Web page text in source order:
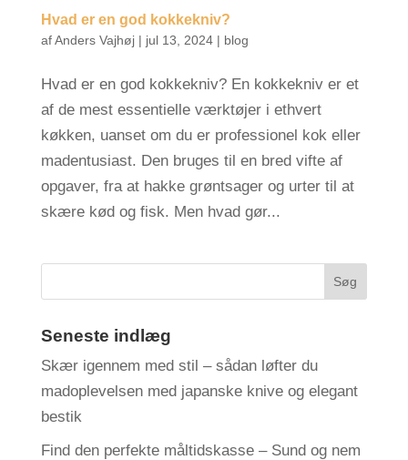
Hvad er en god kokkekniv?
afAnders Vajhøj| jul 13, 2024| blog
Hvad er en god kokkekniv? En kokkekniv er et
af de mest essentielle værktøjer i ethvert
køkken, uanset om du er professionel kok eller
madentusiast. Den bruges til en bred vifte af
opgaver, fra at hakke grøntsager og urter til at
skære kød og fisk. Men hvad gør...
Seneste indlæg
Skær igennem med stil – sådan løfter du
madoplevelsen med japanske knive og elegant
bestik
Find den perfekte måltidskasse – Sund og nem